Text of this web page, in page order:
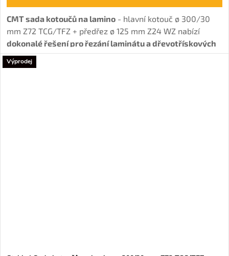
CMT sada kotoučů na lamino - hlavní kotouč ø 300/30
mm Z72 TCG/TFZ + předřez ø 125 mm Z24 WZ nabízí
dokonalé řešení pro řezání laminátu a dřevotřískových
desek bez otřepůdíky kombinaci hlavního a
předřezového kotouče.
Výprodej